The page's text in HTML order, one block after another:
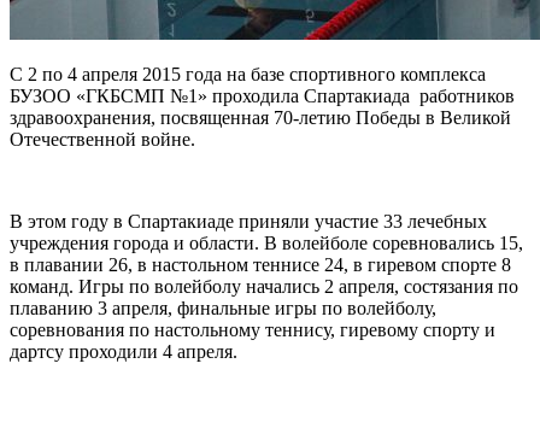
С 2 по 4 апреля 2015 года на базе спортивного комплекса
БУЗОО «ГКБСМП №1» проходила Спартакиада работников
здравоохранения, посвященная 70-летию Победы в Великой
Отечественной войне.
В этом году в Спартакиаде приняли участие 33 лечебных
учреждения города и области. В волейболе соревновались 15,
в плавании 26, в настольном теннисе 24, в гиревом спорте 8
команд. Игры по волейболу начались 2 апреля, состязания по
плаванию 3 апреля, финальные игры по волейболу,
соревнования по настольному теннису, гиревому спорту и
дартсу проходили 4 апреля.